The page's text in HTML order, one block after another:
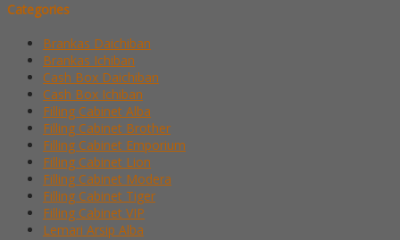
Categories
Brankas Daichiban
Brankas Ichiban
Cash Box Daichiban
Cash Box Ichiban
Filling Cabinet Alba
Filling Cabinet Brother
Filling Cabinet Emporium
Filling Cabinet Lion
Filling Cabinet Modera
Filling Cabinet Tiger
Filling Cabinet VIP
Lemari Arsip Alba